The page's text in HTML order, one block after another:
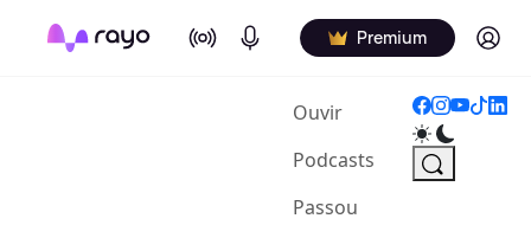
On Air Podcasts Premium Log in
Ouvir(current)
Podcasts
Passou